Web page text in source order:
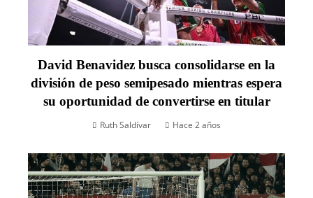
David Benavidez busca consolidarse en la
división de peso semipesado mientras espera
su oportunidad de convertirse en titular
Ruth Saldívar Hace 2 años